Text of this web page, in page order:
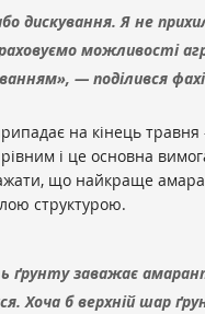
дискування. Я не
можливості
— поділився
на кінець
і це основна
що найкраще
структурою.
ґрунту заважає
Хоча б верхній шар